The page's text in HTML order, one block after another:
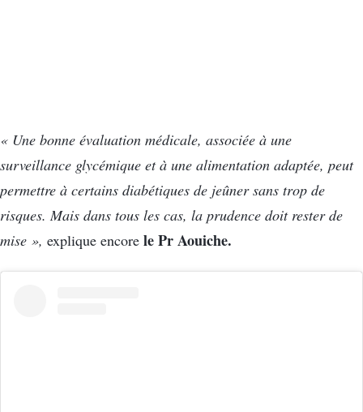
« Une bonne évaluation médicale, associée à une
surveillance glycémique et à une alimentation adaptée, peut
permettre à certains diabétiques de jeûner sans trop de
risques. Mais dans tous les cas, la prudence doit rester de
mise », explique encore le Pr Aouiche.